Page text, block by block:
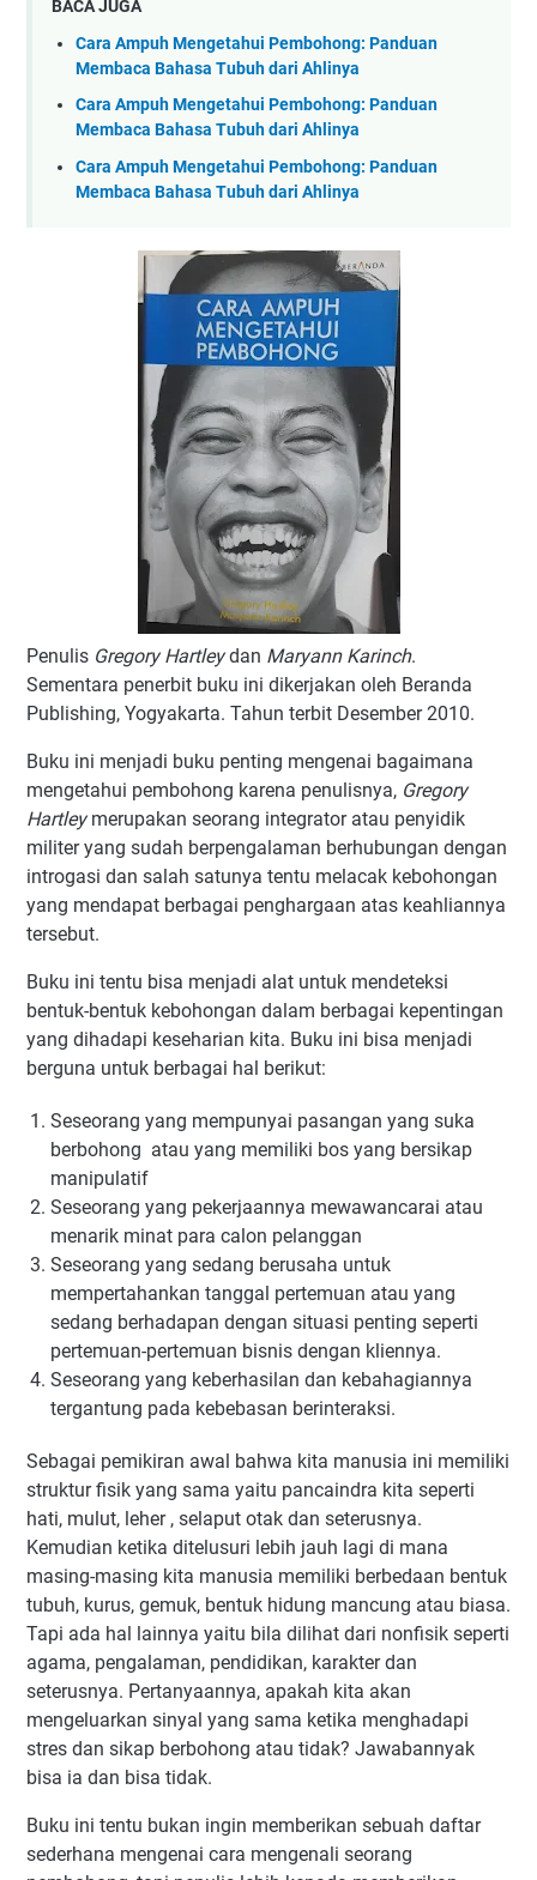
BACA JUGA
Cara Ampuh Mengetahui Pembohong: Panduan
Membaca Bahasa Tubuh dari Ahlinya
Cara Ampuh Mengetahui Pembohong: Panduan
Membaca Bahasa Tubuh dari Ahlinya
Cara Ampuh Mengetahui Pembohong: Panduan
Membaca Bahasa Tubuh dari Ahlinya
Penulis Gregory Hartleydan Maryann Karinch.
Sementara penerbit buku ini dikerjakan oleh Beranda
Publishing, Yogyakarta. Tahun terbit Desember 2010.
Buku ini menjadi buku penting mengenai bagaimana
mengetahui pembohong karena penulisnya, Gregory
Hartleymerupakan seorang integrator atau penyidik
militer yang sudah berpengalaman berhubungan dengan
introgasi dan salah satunya tentu melacak kebohongan
yang mendapat berbagai penghargaan atas keahliannya
tersebut.
Buku ini tentu bisa menjadi alat untuk mendeteksi
bentuk-bentuk kebohongan dalam berbagai kepentingan
yang dihadapi keseharian kita. Buku ini bisa menjadi
berguna untuk berbagai hal berikut:
Seseorang yang mempunyai pasangan yang suka
berbohong atau yang memiliki bos yang bersikap
manipulatif
Seseorang yang pekerjaannya mewawancarai atau
menarik minat para calon pelanggan
Seseorang yang sedang berusaha untuk
mempertahankan tanggal pertemuan atau yang
sedang berhadapan dengan situasi penting seperti
pertemuan-pertemuan bisnis dengan kliennya.
Seseorang yang keberhasilan dan kebahagiannya
tergantung pada kebebasan berinteraksi.
Sebagai pemikiran awal bahwa kita manusia ini memiliki
struktur fisik yang sama yaitu pancaindra kita seperti
hati, mulut, leher , selaput otak dan seterusnya.
Kemudian ketika ditelusuri lebih jauh lagi di mana
masing-masing kita manusia memiliki berbedaan bentuk
tubuh, kurus, gemuk, bentuk hidung mancung atau biasa.
Tapi ada hal lainnya yaitu bila dilihat dari nonfisik seperti
agama, pengalaman, pendidikan, karakter dan
seterusnya. Pertanyaannya, apakah kita akan
mengeluarkan sinyal yang sama ketika menghadapi
stres dan sikap berbohong atau tidak? Jawabannyak
bisa ia dan bisa tidak.
Buku ini tentu bukan ingin memberikan sebuah daftar
sederhana mengenai cara mengenali seorang